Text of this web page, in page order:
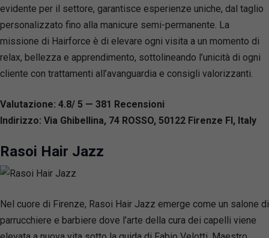
evidente per il settore, garantisce esperienze uniche, dal taglio
personalizzato fino alla manicure semi-permanente. La
missione di Hairforce è di elevare ogni visita a un momento di
relax, bellezza e apprendimento, sottolineando l’unicità di ogni
cliente con trattamenti all’avanguardia e consigli valorizzanti.
Valutazione: 4.8/ 5 — 381 Recensioni
Indirizzo: Via Ghibellina, 74 ROSSO, 50122 Firenze FI, Italy
Rasoi Hair Jazz
Nel cuore di Firenze, Rasoi Hair Jazz emerge come un salone di
parrucchiere e barbiere dove l’arte della cura dei capelli viene